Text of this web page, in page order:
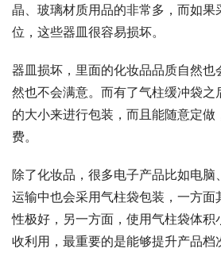
晶、玻璃材质用品的非常多，而如果
位，这些器皿很容易损坏。
器皿损坏，里面的化妆品品质自然也
然也不会满意。而有了气柱缓冲袋之
的大小来进行包装，而且能随意定做
费。
除了化妆品，很多电子产品比如电脑
运输中也会采用气柱袋包装，一方面
性极好，另一方面，使用气柱袋体积
收利用，最重要的是能够提升产品档